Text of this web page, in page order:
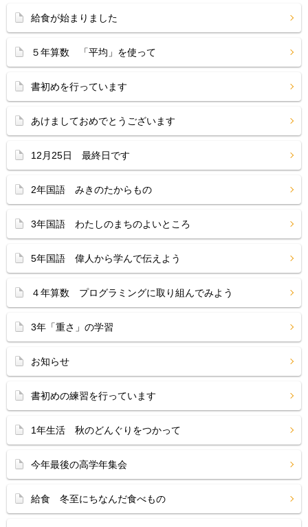
給食が始まりました
５年算数 「平均」を使って
書初めを行っています
あけましておめでとうございます
12月25日 最終日です
2年国語 みきのたからもの
3年国語 わたしのまちのよいところ
5年国語 偉人から学んで伝えよう
４年算数 プログラミングに取り組んでみよう
3年「重さ」の学習
お知らせ
書初めの練習を行っています
1年生活 秋のどんぐりをつかって
今年最後の高学年集会
給食 冬至にちなんだ食べもの